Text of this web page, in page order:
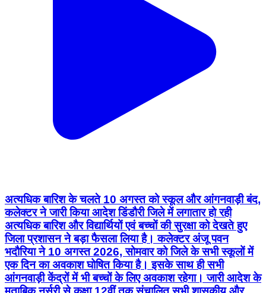
अत्यधिक बारिश के चलते 10 अगस्त को स्कूल और आंगनवाड़ी बंद,
कलेक्टर ने जारी किया आदेश डिंडौरी जिले में लगातार हो रही
अत्यधिक बारिश और विद्यार्थियों एवं बच्चों की सुरक्षा को देखते हुए
जिला प्रशासन ने बड़ा फैसला लिया है। कलेक्टर अंजू पवन
भदौरिया ने 10 अगस्त 2026, सोमवार को जिले के सभी स्कूलों में
एक दिन का अवकाश घोषित किया है। इसके साथ ही सभी
आंगनवाड़ी केंद्रों में भी बच्चों के लिए अवकाश रहेगा। जारी आदेश के